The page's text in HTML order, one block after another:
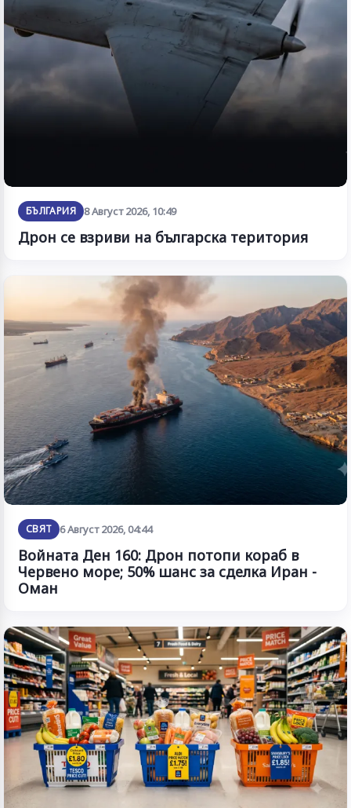
БЪЛГАРИЯ 8 Август 2026, 10:49
Дрон се взриви на българска територия
СВЯТ 6 Август 2026, 04:44
Войната Ден 160: Дрон потопи кораб в
Червено море; 50% шанс за сделка Иран -
Оман